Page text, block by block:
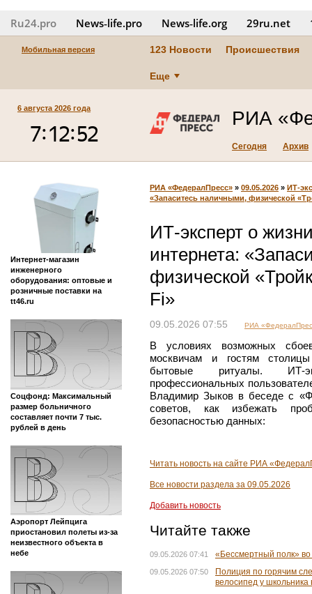
Ru24.pro News‑life.pro News‑life.org 29ru.net
Мобильная версия 123 Новости Происшествия
Еще
6 августа 2026 года РИА
Сегодня Архив
Интернет-магазин
инженерного
оборудования: оптовые и
розничные поставки на
tt46.ru
Соцфонд: Максимальный
размер больничного
составляет почти 7 тыс.
рублей в день
Аэропорт Лейпцига
приостановил полеты из-за
неизвестного объекта в
небе
РИА «ФедералПресс» » 09.05.2026 » ИТ-
«Запаситесь наличными, физической
ИТ-эксперт о
интернета:
физической
Fi»
09.05.2026 07:55 РИА
В условиях возможных
москвичам и гостям
бытовые ритуалы. ИТ-
профессиональных
Владимир Зыков в беседе с
советов, как избежать
безопасностью данных:
Читать новость на сайте РИА
Все новости раздела за 09.05.2026
Добавить новость
Читайте также
09.05.2026 07:41 «Бессмертный полк»
09.05.2026 07:50
Полиция по горячим
велосипед у школьника